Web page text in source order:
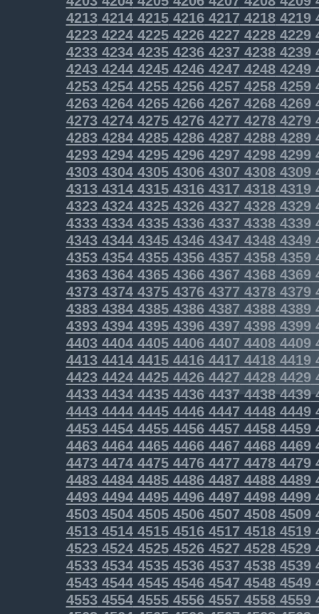
4213421442154216421742184219
4223422442254226422742284229
4233423442354236423742384239
4243424442454246424742484249
4253425442554256425742584259
4263426442654266426742684269
4273427442754276427742784279
4283428442854286428742884289
4293429442954296429742984299
4303430443054306430743084309
43134314431543164317 43184319
43234324432543264327 43284329
43334334433543364337 43384339
4343434443454346434743484349
4353435443554356435743584359
43634364436543664367 43684369
43734374437543764377 43784379
43834384438543864387 43884389
43934394439543964397 43984399
44034404440544064407 44084409
44134414441544164417 44184419
44234424442544264427 44284429
4433443444354436443744384439
4443444444454446444744484449
4453445444554456445744584459
4463446444654466446744684469
4473447444754476447744784479
4483448444854486448744884489
4493449444954496449744984499
4503450445054506450745084509
4513451445154516451745184519
4523452445254526452745284529
4533453445354536453745384539
4543454445454546454745484549
4553455445554556455745584559